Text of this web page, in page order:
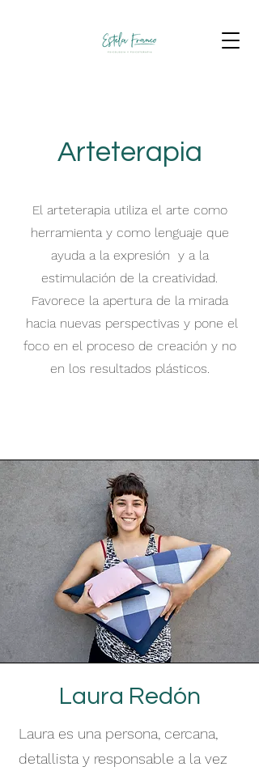
Arteterapia
El arteterapia utiliza el arte como
herramienta y como lenguaje que
ayuda a la expresión y a la
estimulación de la creatividad.
Favorece la apertura de la mirada
hacia nuevas perspectivas y pone el
foco en el proceso de creación y no
en los resultados plásticos.
Laura Redón
Laura es una persona, cercana,
detallista y responsable a la vez